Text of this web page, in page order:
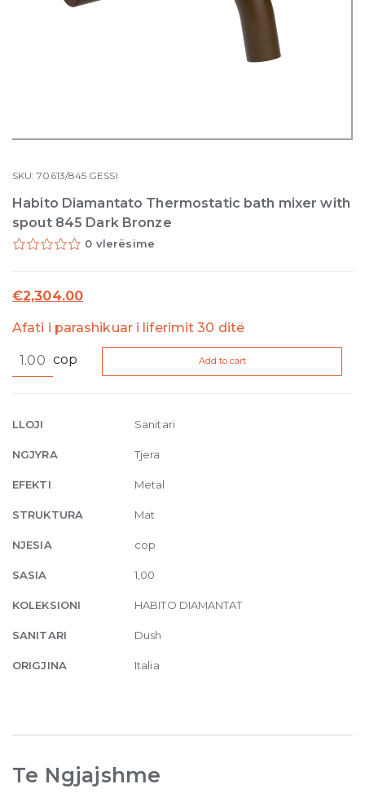
SKU:70613/845 GESSI
Habito Diamantato Thermostatic bath mixer with
spout 845 Dark Bronze
0 vlerësime
€2,304.00
Afati i parashikuar i liferimit 30 ditë
Diamantato
mixer
spout
845
Bronze
quantity
cop Add to cart
LLOJI Sanitari
NGJYRA Tjera
EFEKTI Metal
STRUKTURA Mat
NJESIA cop
SASIA 1,00
KOLEKSIONI HABITO DIAMANTAT
SANITARI Dush
ORIGJINA Italia
Te Ngjajshme